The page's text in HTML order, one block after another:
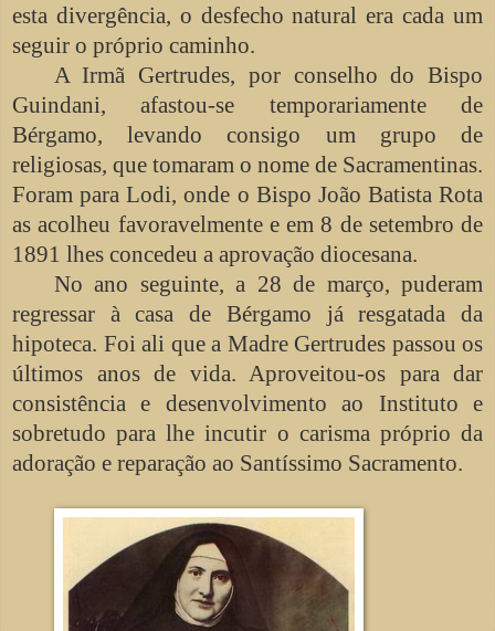
esta divergência, o desfecho natural era cada um
seguir o próprio caminho.
A Irmã Gertrudes, por conselho do Bispo
Guindani, afastou-se temporariamente de
Bérgamo, levando consigo um grupo de
religiosas, que tomaram o nome de Sacramentinas.
Foram para Lodi, onde o Bispo João Batista Rota
as acolheu favoravelmente e em 8 de setembro de
1891 lhes concedeu a aprovação diocesana.
No ano seguinte, a 28 de março, puderam
regressar à casa de Bérgamo já resgatada da
hipoteca. Foi ali que a Madre Gertrudes passou os
últimos anos de vida. Aproveitou-os para dar
consistência e desenvolvimento ao Instituto e
sobretudo para lhe incutir o carisma próprio da
adoração e reparação ao Santíssimo Sacramento.